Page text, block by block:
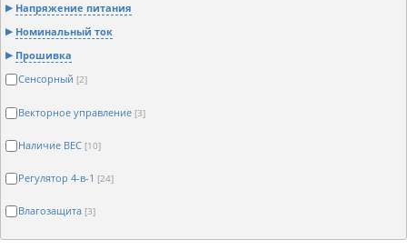
Напряжение питания
Номинальный ток
Прошивка
Сенсорный [2]
Векторное управление [3]
Наличие BEC [10]
Регулятор 4-в-1 [24]
Влагозащита [3]